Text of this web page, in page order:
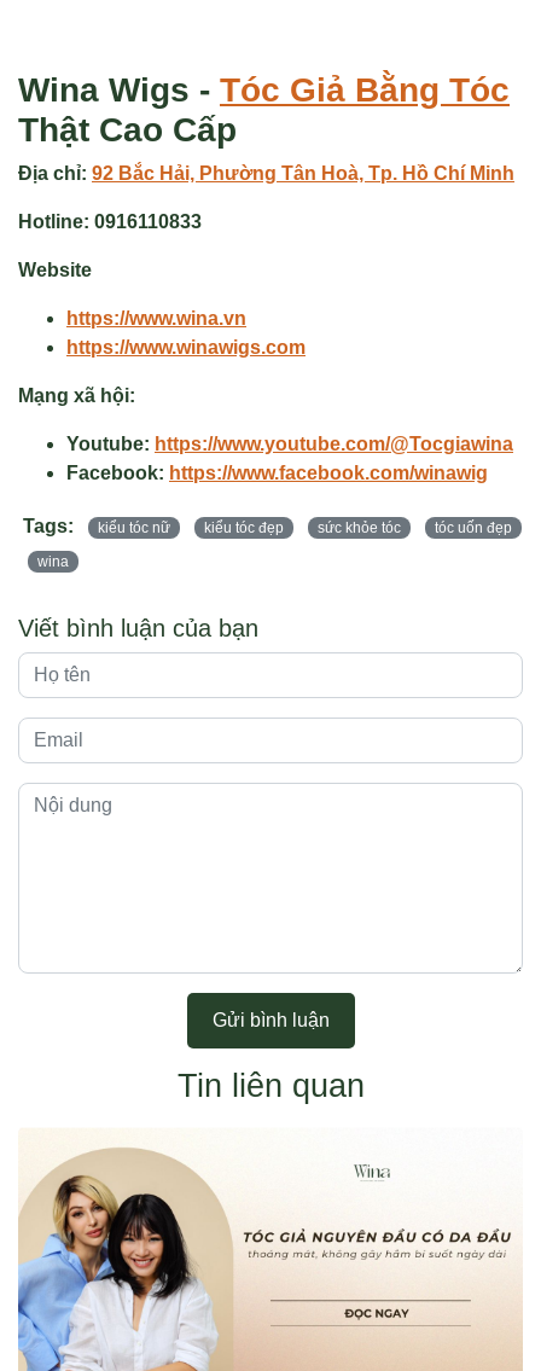
Wina Wigs - Tóc Giả Bằng Tóc
Thật Cao Cấp
Địa chỉ: 92 Bắc Hải, Phường Tân Hoà, Tp. Hồ Chí Minh
Hotline: 0916110833
Website
https://www.wina.vn
https://www.winawigs.com
Mạng xã hội:
Youtube: https://www.youtube.com/@Tocgiawina
Facebook: https://www.facebook.com/winawig
Tags: kiểu tóc nữ kiểu tóc đẹp sức khỏe tóc
tóc uốn đẹp
wina
Viết bình luận của bạn
Gửi bình luận
Tin liên quan